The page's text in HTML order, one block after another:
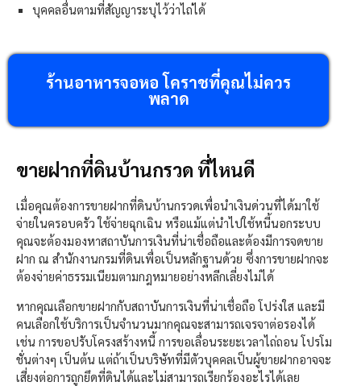
บุคคลอื่นตามที่สัญญาระบุไว้ว่าไถ่ได้
ร้านอาหารจอหอ โคราชที่คุณไม่ควร
พลาด
ขายฝากที่ดินบ้านกรวด ที่ไหนดี
เมื่อคุณต้องการขายฝากที่ดินบ้านกรวดเพื่อนำเงินด่วนที่ได้มาใช้
จ่ายในครอบครัว ใช้จ่ายฉุกเฉิน หรือแม้แต่นำไปใช้หนี้นอกระบบ
คุณจะต้องมองหาสถาบันการเงินที่น่าเชื่อถือและต้องมีการจดขาย
ฝาก ณ สำนักงานกรมที่ดินเพื่อเป็นหลักฐานด้วย ซึ่งการขายฝากจะ
ต้องจ่ายค่าธรรมเนียมตามกฎหมายอย่างหลีกเลี่ยงไม่ได้
หากคุณเลือกขายฝากกับสถาบันการเงินที่น่าเชื่อถือ โปร่งใส และมี
คนเลือกใช้บริการเป็นจำนวนมากคุณจะสามารถเจรจาต่อรองได้
เช่น การขอปรับโครงสร้างหนี้ การขอเลื่อนระยะเวลาไถ่ถอน โปรโม
ชั่นต่างๆ เป็นต้น แต่ถ้าเป็นบริษัทที่มีตัวบุคคลเป็นผู้ขายฝากอาจจะ
เสี่ยงต่อการถูกยึดที่ดินได้และไม่สามารถเรียกร้องอะไรได้เลย